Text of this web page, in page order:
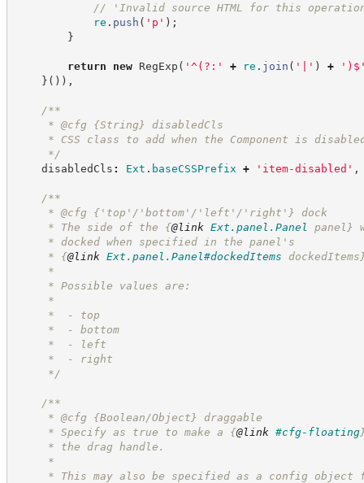
// 'Invalid source HTML for this
re . push ( ' p ' ) ;
}
return new RegExp ( ' ^(?: ' + re . join ( ' ' ) + ' )$
} ( ) ) ,
/**
* @cfg {String}
disabledCls
* CSS class to add when the Component is
*/
disabledCls : Ext . baseCSSPrefix + ' item-disabled ' ,
/**
* @cfg {'top'/'bottom'/'left'/'right'} dock
* The side of the {@link Ext.panel.Panel panel}
* docked when specified in the panel's
* {@link Ext.panel.Panel#dockedItems
*
* Possible values are:
*
*  - top
*  - bottom
*  - left
*  - right
*/
/**
* @cfg {Boolean/Object} draggable
* Specify as true to make a {@link #cfg-floating
* the drag handle.
*
* This may also be specified as a config object